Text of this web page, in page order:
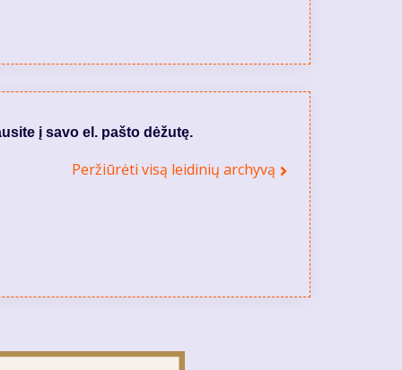
į savo el. pašto dėžutę.
Peržiūrėti visą leidinių archyvą